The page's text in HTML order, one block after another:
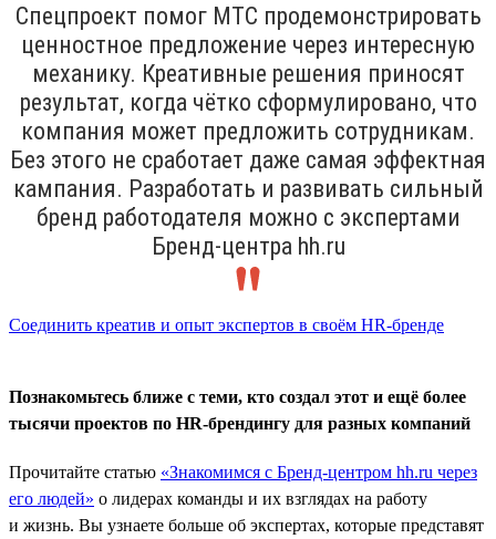
Спецпроект помог МТС продемонстрировать
ценностное предложение через интересную
механику. Креативные решения приносят
результат, когда чётко сформулировано, что
компания может предложить сотрудникам.
Без этого не сработает даже самая эффектная
кампания. Разработать и развивать сильный
бренд работодателя можно с экспертами
Бренд-центра hh.ru
Соединить креатив и опыт экспертов в своём HR-бренде
Познакомьтесь ближе с теми, кто создал этот и ещё более
тысячи проектов по HR-брендингу для разных компаний
Прочитайте статью «Знакомимся с Бренд-центром hh.ru через
его людей» о лидерах команды и их взглядах на работу
и жизнь. Вы узнаете больше об экспертах, которые представят